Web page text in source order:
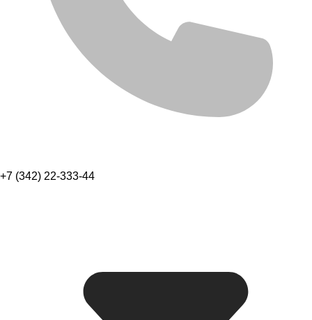
+7 (342) 22-333-44